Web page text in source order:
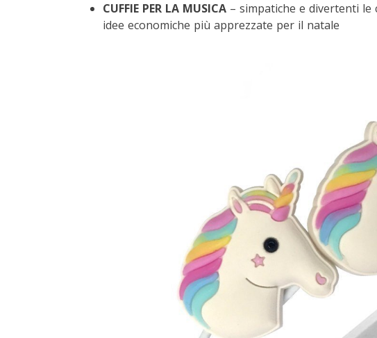
CUFFIE PER LA MUSICA– simpatiche e divertenti le
idee economiche più apprezzate per il natale